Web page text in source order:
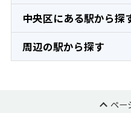
中央区にある駅から探
周辺の駅から探す
ペー